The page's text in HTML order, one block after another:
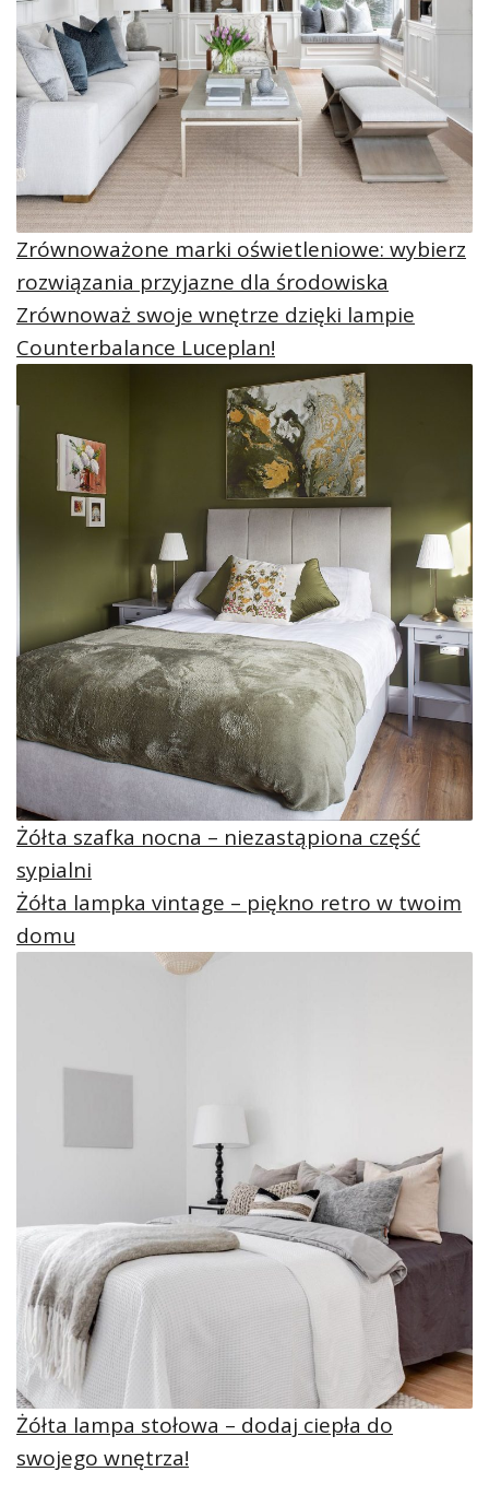
Zrównoważone marki oświetleniowe: wybierz
rozwiązania przyjazne dla środowiska
Zrównoważ swoje wnętrze dzięki lampie
Counterbalance Luceplan!
Żółta szafka nocna – niezastąpiona część
sypialni
Żółta lampka vintage – piękno retro w twoim
domu
Żółta lampa stołowa – dodaj ciepła do
swojego wnętrza!